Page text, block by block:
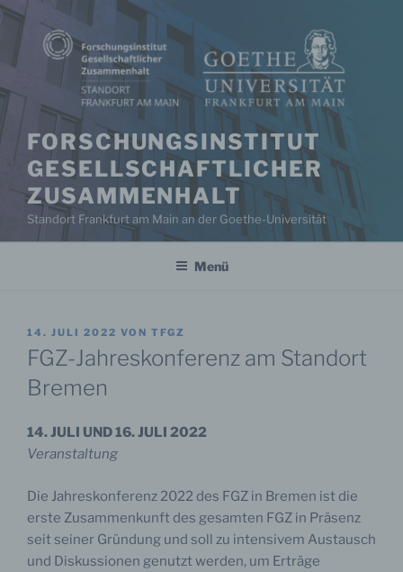
Zum
Inhalt
springen
FORSCHUNGSINSTITUT
GESELLSCHAFTLICHER
ZUSAMMENHALT
Standort Frankfurt am Main an der Goethe-Universität
Menü
VERÖFFENTLICHT
AM
14. JULI 2022 VON TFGZ
FGZ-Jahreskonferenz am Standort
Bremen
14. JULI UND 16. JULI 2022
Veranstaltung
Die Jahreskonferenz 2022 des FGZ in Bremen ist die
erste Zusammenkunft des gesamten FGZ in Präsenz
seit seiner Gründung und soll zu intensivem Austausch
und Diskussionen genutzt werden, um Erträge